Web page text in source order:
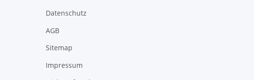
Datenschutz
AGB
Sitemap
Impressum